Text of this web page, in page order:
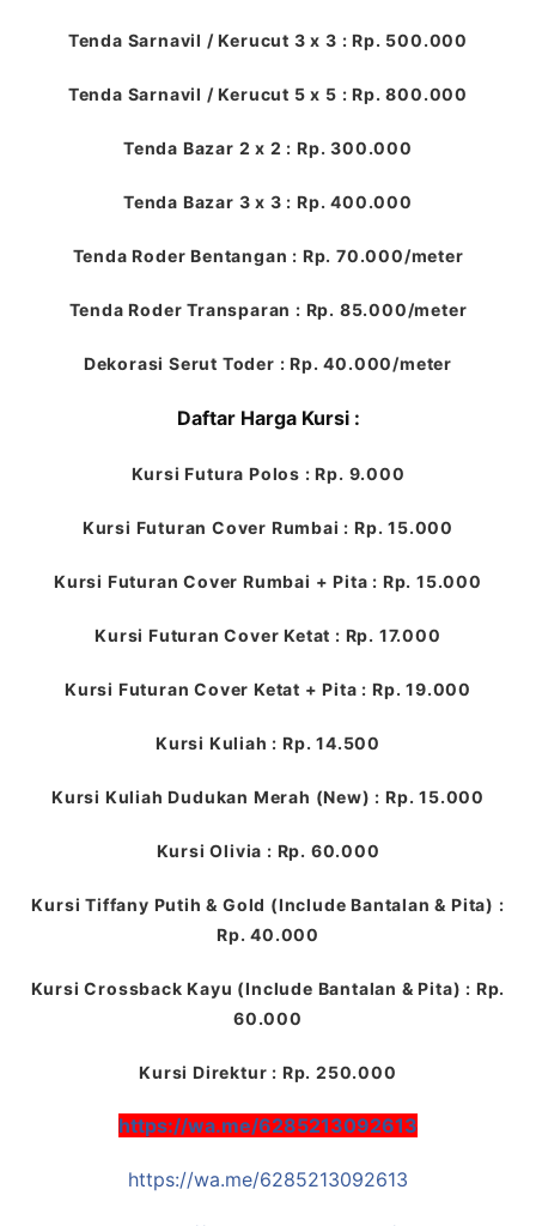
Tenda Sarnavil / Kerucut 3 x 3 : Rp. 500.000
Tenda Sarnavil / Kerucut 5 x 5 : Rp. 800.000
Tenda Bazar 2 x 2 : Rp. 300.000
Tenda Bazar 3 x 3 : Rp. 400.000
Tenda Roder Bentangan : Rp. 70.000/meter
Tenda Roder Transparan : Rp. 85.000/meter
Dekorasi Serut Toder : Rp. 40.000/meter
Daftar Harga Kursi :
Kursi Futura Polos : Rp. 9.000
Kursi Futuran Cover Rumbai : Rp. 15.000
Kursi Futuran Cover Rumbai + Pita : Rp. 15.000
Kursi Futuran Cover Ketat : Rp. 17.000
Kursi Futuran Cover Ketat + Pita : Rp. 19.000
Kursi Kuliah : Rp. 14.500
Kursi Kuliah Dudukan Merah (New) : Rp. 15.000
Kursi Olivia : Rp. 60.000
Kursi Tiffany Putih & Gold (Include Bantalan & Pita) :
Rp. 40.000
Kursi Crossback Kayu (Include Bantalan & Pita) : Rp.
60.000
Kursi Direktur : Rp. 250.000
https://wa.me/6285213092613
https://wa.me/6285213092613